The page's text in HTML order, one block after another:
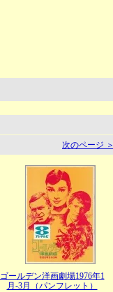
次のページ ＞
ゴールデン洋画劇場1976年1
月-3月（パンフレット）